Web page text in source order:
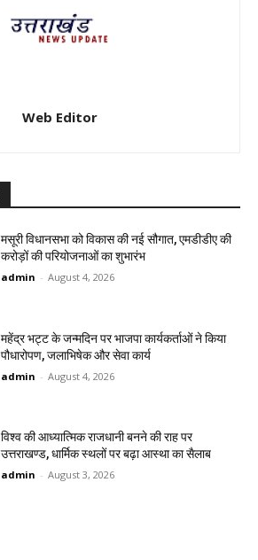
Web Editor
मसूरी विधानसभा को विकास की नई सौगात, एमडीडीए की
करोड़ों की परियोजनाओं का शुभारंभ
admin - August 4, 2026
महेंद्र भट्ट के जन्मदिन पर भाजपा कार्यकर्ताओं ने किया
पौधारोपण, जलाभिषेक और सेवा कार्य
admin - August 4, 2026
विश्व की आध्यात्मिक राजधानी बनने की राह पर
उत्तराखण्ड, धार्मिक स्थलों पर बढ़ा आस्था का सैलाब
admin - August 3, 2026